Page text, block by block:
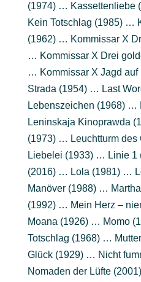
(1974) … Kassettenliebe
Kein Totschlag (1985) …
(1962) … Kommissar X
… Kommissar X Drei
… Kommissar X Jagd
Strada (1954) … Last
Lebenszeichen (1968) …
Leninskaja Kinoprawda
(1973) … Leuchtturm
Liebelei (1933) … Linie
(2016) … Lola (1981) …
Manöver (1988) …
(1992) … Mein Herz –
Moana (1926) … Momo
Totschlag (1968) …
Glück (1929) … Nicht
Nomaden der Lüfte